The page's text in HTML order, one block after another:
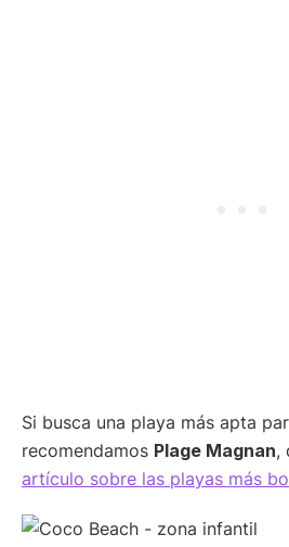
Si busca una playa más apta
recomendamos Plage Magnan,
artículo sobre las playas más